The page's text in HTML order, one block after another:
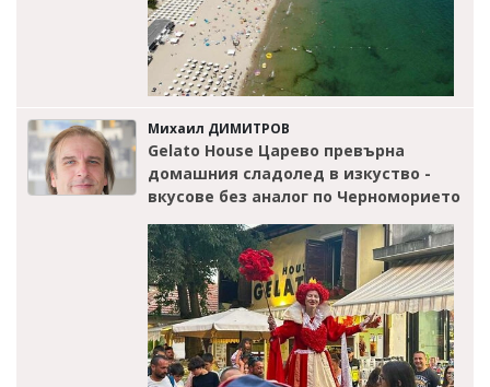
Михаил ДИМИТРОВ
Gelato House Царево превърна
домашния сладолед в изкуство -
вкусове без аналог по Черноморието